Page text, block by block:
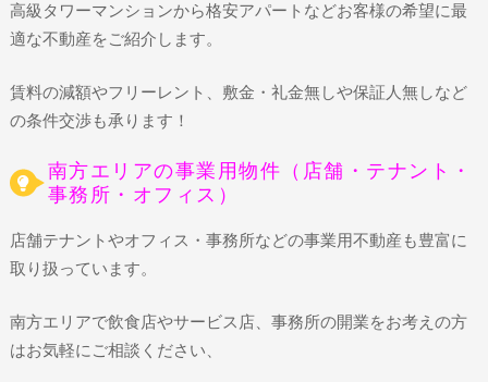
高級タワーマンションから格安アパートなどお客様の希望に最
適な不動産をご紹介します。
賃料の減額やフリーレント、敷金・礼金無しや保証人無しなど
の条件交渉も承ります！
南方エリアの事業用物件（店舗・テナント・
事務所・オフィス）
店舗テナントやオフィス・事務所などの事業用不動産も豊富に
取り扱っています。
南方エリアで飲食店やサービス店、事務所の開業をお考えの方
はお気軽にご相談ください、